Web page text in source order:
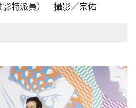
影特派員） 攝影／宗佑